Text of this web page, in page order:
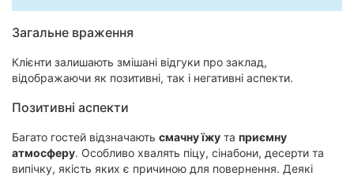
Суми
Івано-
Франківськ
Ужгород
Загальне враження
Клієнти залишають змішані відгуки про заклад,
відображаючи як позитивні, так і негативні аспекти.
Позитивні аспекти
Багато гостей відзначають смачну їжу та приємну
атмосферу. Особливо хвалять піцу, сінабони, десерти та
випічку, якість яких є причиною для повернення. Деякі